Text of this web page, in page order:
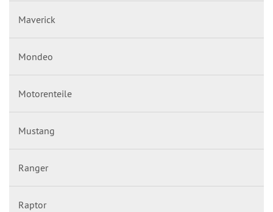
Maverick
Mondeo
Motorenteile
Mustang
Ranger
Raptor